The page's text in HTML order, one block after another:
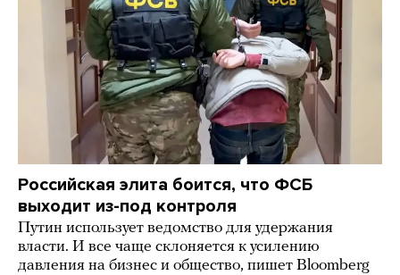
Российская элита боится, что ФСБ
выходит из-под контроля
Путин использует ведомство для удержания
власти. И все чаще склоняется к усилению
давления на бизнес и общество, пишет Bloomberg